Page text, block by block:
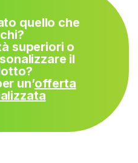
quello che
superiori o
il
un’offerta